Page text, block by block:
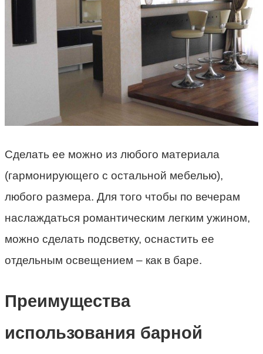
Сделать ее можно из любого материала
(гармонирующего с остальной мебелью),
любого размера. Для того чтобы по вечерам
наслаждаться романтическим легким ужином,
можно сделать подсветку, оснастить ее
отдельным освещением – как в баре.
Преимущества
использования барной